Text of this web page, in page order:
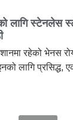
लागि स्टेनलेस
रहेको भेनस
लागि प्रसिद्ध,